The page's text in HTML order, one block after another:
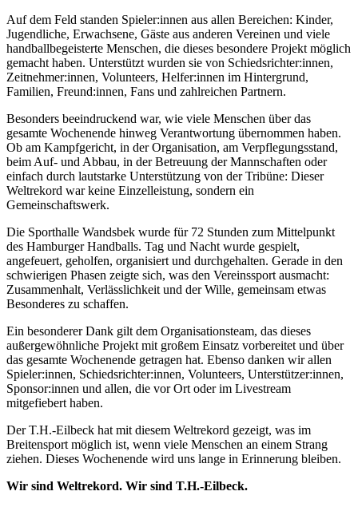
Auf dem Feld standen Spieler:innen aus allen Bereichen: Kinder,
Jugendliche, Erwachsene, Gäste aus anderen Vereinen und viele
handballbegeisterte Menschen, die dieses besondere Projekt möglich
gemacht haben. Unterstützt wurden sie von Schiedsrichter:innen,
Zeitnehmer:innen, Volunteers, Helfer:innen im Hintergrund,
Familien, Freund:innen, Fans und zahlreichen Partnern.
Besonders beeindruckend war, wie viele Menschen über das
gesamte Wochenende hinweg Verantwortung übernommen haben.
Ob am Kampfgericht, in der Organisation, am Verpflegungsstand,
beim Auf- und Abbau, in der Betreuung der Mannschaften oder
einfach durch lautstarke Unterstützung von der Tribüne: Dieser
Weltrekord war keine Einzelleistung, sondern ein
Gemeinschaftswerk.
Die Sporthalle Wandsbek wurde für 72 Stunden zum Mittelpunkt
des Hamburger Handballs. Tag und Nacht wurde gespielt,
angefeuert, geholfen, organisiert und durchgehalten. Gerade in den
schwierigen Phasen zeigte sich, was den Vereinssport ausmacht:
Zusammenhalt, Verlässlichkeit und der Wille, gemeinsam etwas
Besonderes zu schaffen.
Ein besonderer Dank gilt dem Organisationsteam, das dieses
außergewöhnliche Projekt mit großem Einsatz vorbereitet und über
das gesamte Wochenende getragen hat. Ebenso danken wir allen
Spieler:innen, Schiedsrichter:innen, Volunteers, Unterstützer:innen,
Sponsor:innen und allen, die vor Ort oder im Livestream
mitgefiebert haben.
Der T.H.-Eilbeck hat mit diesem Weltrekord gezeigt, was im
Breitensport möglich ist, wenn viele Menschen an einem Strang
ziehen. Dieses Wochenende wird uns lange in Erinnerung bleiben.
Wir sind Weltrekord. Wir sind T.H.-Eilbeck.